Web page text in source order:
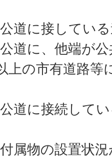
道に接してい
道に、他端が
上の市有道路等
道に接続して
属物の設置状